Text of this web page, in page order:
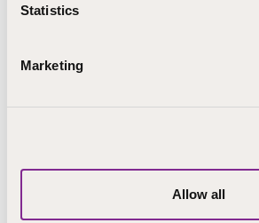
Statistics
Marketing
Allow all
STEP-koulutuksella on käytössä